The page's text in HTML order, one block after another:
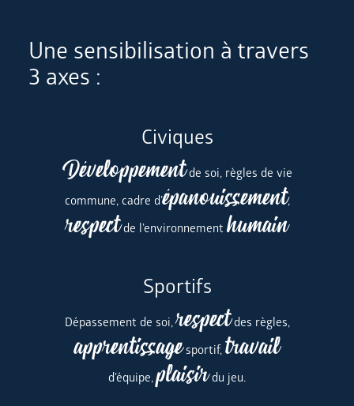
Une sensibilisation à travers
3 axes :
Civiques
Développementde soi, règles de vie
commune, cadre d’épanouissement,
respectde l’environnement humain
Sportifs
Dépassement de soi,respectdes règles,
apprentissagesportif, travail
d’équipe,plaisirdu jeu.